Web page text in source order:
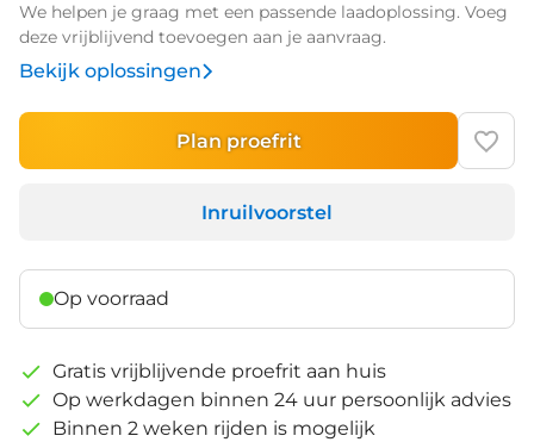
We helpen je graag met een passende laadoplossing. Voeg
deze vrijblijvend toevoegen aan je aanvraag.
Bekijk oplossingen
Plan proefrit
Inruilvoorstel
Op voorraad
Gratis vrijblijvende proefrit aan huis
Op werkdagen binnen 24 uur persoonlijk advies
Binnen 2 weken rijden is mogelijk